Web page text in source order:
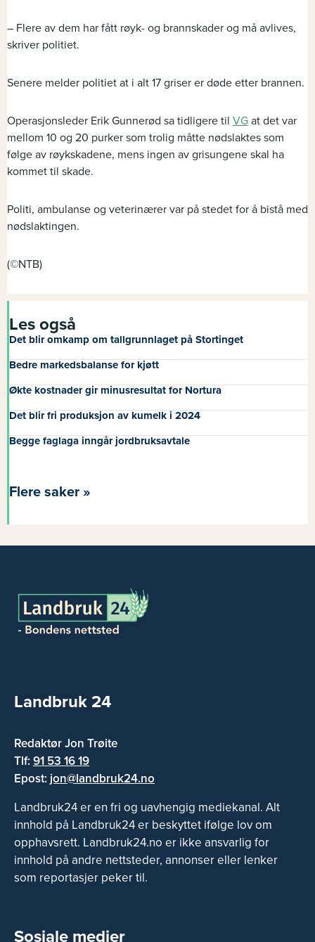
– Flere av dem har fått røyk- og brannskader og må avlives,
skriver politiet.
Senere melder politiet at i alt 17 griser er døde etter brannen.
Operasjonsleder Erik Gunnerød sa tidligere til VG at det var
mellom 10 og 20 purker som trolig måtte nødslaktes som
følge av røykskadene, mens ingen av grisungene skal ha
kommet til skade.
Politi, ambulanse og veterinærer var på stedet for å bistå med
nødslaktingen.
(©NTB)
Les også
Det blir omkamp om tallgrunnlaget på Stortinget
Bedre markedsbalanse for kjøtt
Økte kostnader gir minusresultat for Nortura
Det blir fri produksjon av kumelk i 2024
Begge faglaga inngår jordbruksavtale
Flere saker »
Landbruk 24
Redaktør Jon Trøite
Tlf:91 53 16 19
Epost: jon@landbruk24.no
Landbruk24 er en fri og uavhengig mediekanal. Alt
innhold på Landbruk24 er beskyttet ifølge lov om
opphavsrett. Landbruk24.no er ikke ansvarlig for
innhold på andre nettsteder, annonser eller lenker
som reportasjer peker til.
Sosiale medier